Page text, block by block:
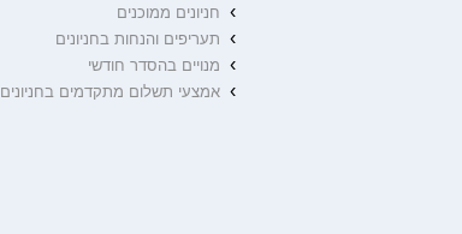
› חניונים ממוכנים
› תעריפים והנחות בחניונים
› מנויים בהסדר חודשי
› אמצעי תשלום מתקדמים בחניונים